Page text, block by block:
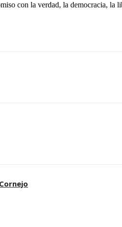
con la verdad, la democracia, la